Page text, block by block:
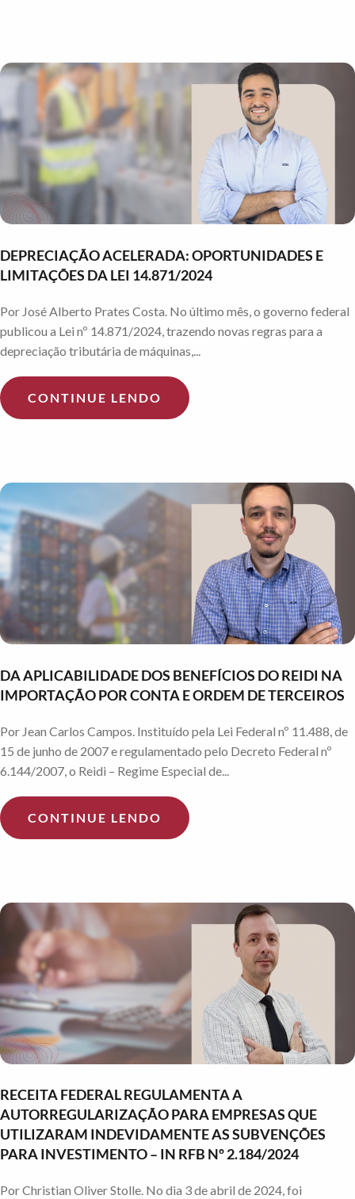
DEPRECIAÇÃO ACELERADA: OPORTUNIDADES E
LIMITAÇÕES DA LEI 14.871/2024
Por José Alberto Prates Costa. No último mês, o governo federal
publicou a Lei nº 14.871/2024, trazendo novas regras para a
depreciação tributária de máquinas,...
CONTINUE LENDO
DA APLICABILIDADE DOS BENEFÍCIOS DO REIDI NA
IMPORTAÇÃO POR CONTA E ORDEM DE TERCEIROS
Por Jean Carlos Campos. Instituído pela Lei Federal nº 11.488, de
15 de junho de 2007 e regulamentado pelo Decreto Federal nº
6.144/2007, o Reidi – Regime Especial de...
CONTINUE LENDO
RECEITA FEDERAL REGULAMENTA A
AUTORREGULARIZAÇÃO PARA EMPRESAS QUE
UTILIZARAM INDEVIDAMENTE AS SUBVENÇÕES
PARA INVESTIMENTO – IN RFB Nº 2.184/2024
Por Christian Oliver Stolle. No dia 3 de abril de 2024, foi